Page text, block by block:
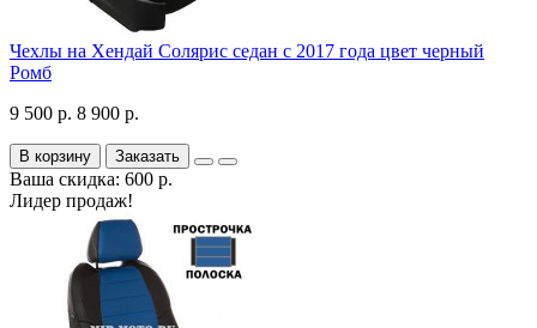
Чехлы на Хендай Солярис седан с 2017 года цвет черный
Ромб
9 500 р. 8 900 р.
В корзину Заказать
Ваша скидка: 600 р.
Лидер продаж!